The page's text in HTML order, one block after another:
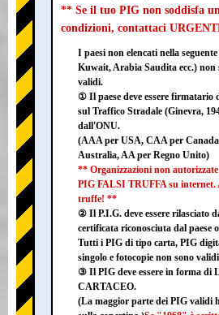
** Se il tuo PIG non soddisfa
condizioni, contattaci
I paesi non elencati nella
Kuwait, Arabia Saudita ecc.) non
validi.
① Il paese deve essere firmatario
sul Traffico Stradale (Ginevra,
dall'ONU.
(AAA per USA, CAA per
Australia, AA per Regno Unito)
** Organizzazioni non
PIG FALSI TRUFFA su internet.
truffe! **
② Il P.I.G. deve essere rilasciato
certificata riconosciuta dal paese
Tutti i PIG di tipo carta, PIG
singolo e fotocopie non sono
③ Il PIG deve essere in forma di
CARTACEO.
(La maggior parte dei PIG validi